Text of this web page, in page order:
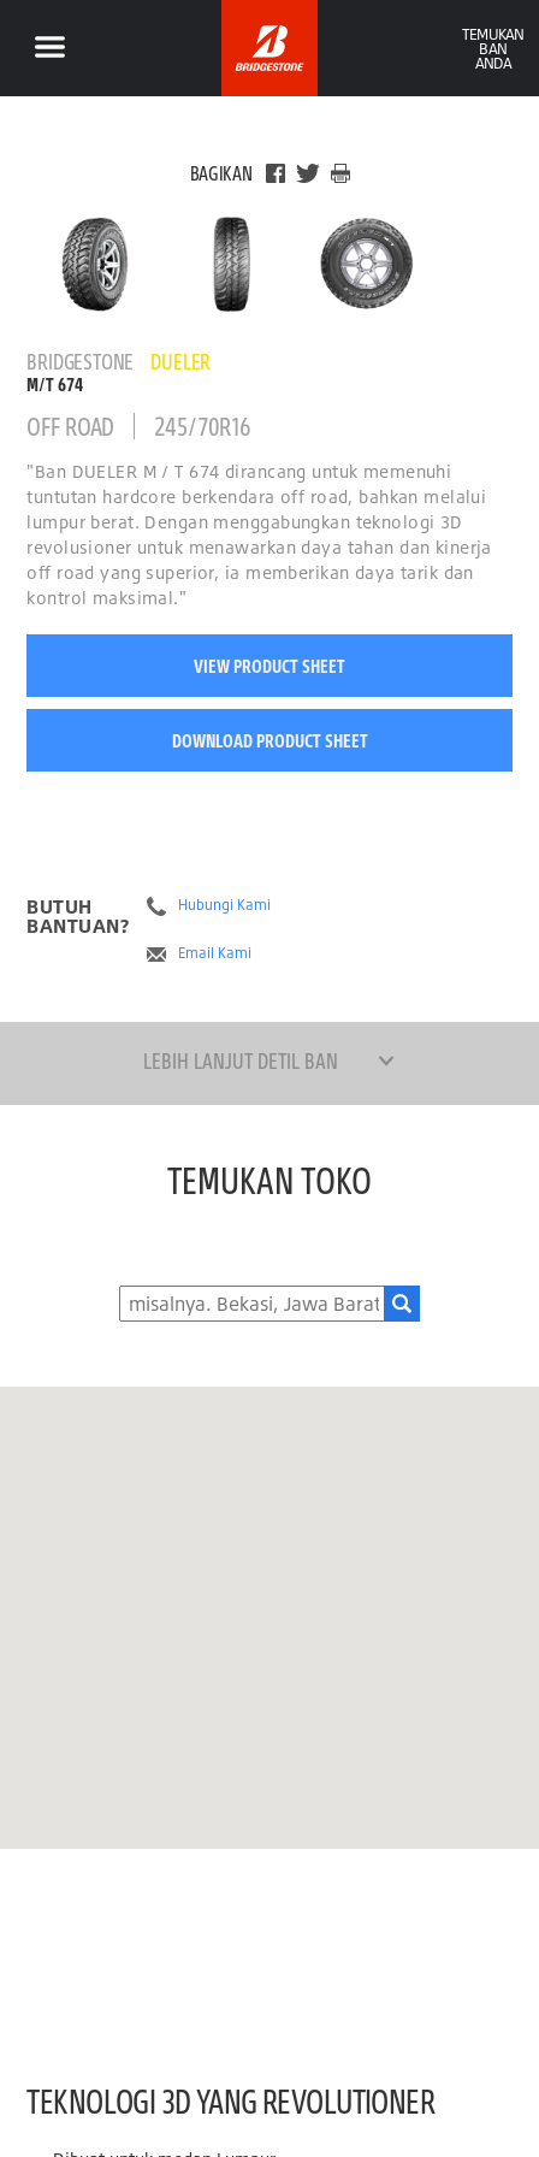
TEMUKAN
BAN
ANDA
BAGIKAN
BRIDGESTONE DUELER
M/T 674
OFF ROAD 245/70R16
"Ban DUELER M / T 674 dirancang untuk memenuhi
tuntutan hardcore berkendara off road, bahkan melalui
lumpur berat. Dengan menggabungkan teknologi 3D
revolusioner untuk menawarkan daya tahan dan kinerja
off road yang superior, ia memberikan daya tarik dan
kontrol maksimal."
VIEW PRODUCT SHEET
DOWNLOAD PRODUCT SHEET
BUTUH
BANTUAN?
Hubungi Kami
Email Kami
LEBIH LANJUT DETIL BAN
TEMUKAN TOKO
TEKNOLOGI 3D YANG REVOLUTIONER